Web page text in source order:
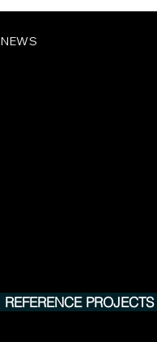
NEWS
REFERENCE PROJECTS